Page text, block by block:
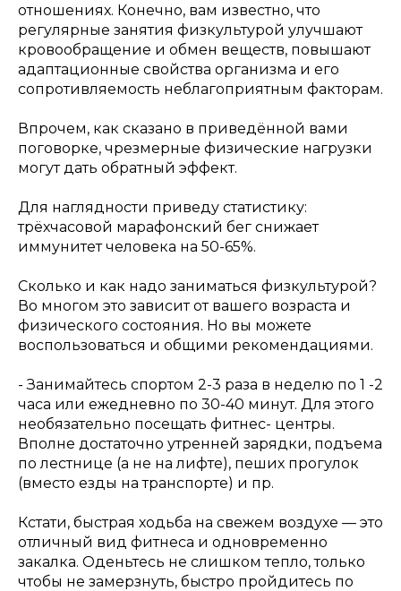
отношениях. Конечно, вам известно, что
регулярные занятия физкультурой улучшают
кровообращение и обмен веществ, повышают
адаптационные свойства организма и его
сопротивляемость неблагоприятным факторам.
Впрочем, как сказано в приведённой вами
поговорке, чрезмерные физические нагрузки
могут дать обратный эффект.
Для наглядности приведу статистику:
трёхчасовой марафонский бег снижает
иммунитет человека на 50-65%.
Сколько и как надо заниматься физкультурой?
Во многом это зависит от вашего возраста и
физического состояния. Но вы можете
воспользоваться и общими рекомендациями.
- Занимайтесь спортом 2-3 раза в неделю по 1 -2
часа или ежедневно по 30-40 минут. Для этого
необязательно посещать фитнес- центры.
Вполне достаточно утренней зарядки, подъема
по лестнице (а не на лифте), пеших прогулок
(вместо езды на транспорте) и пр.
Кстати, быстрая ходьба на свежем воздухе — это
отличный вид фитнеса и одновременно
закалка. Оденьтесь не слишком тепло, только
чтобы не замерзнуть, быстро пройдитесь по